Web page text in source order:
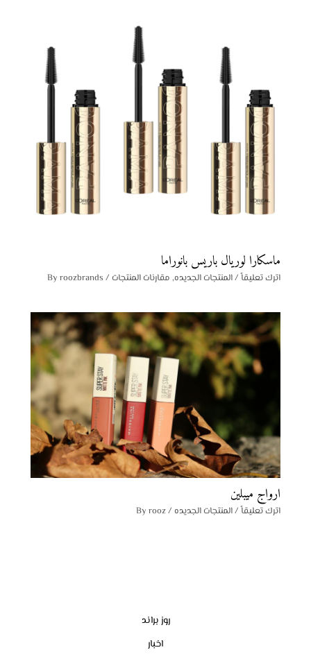
ماسكارا لوريال باريس بانوراما
اترك تعليقاً/المنتجات الجديده, مقارنات المنتجات / By
roozbrands
ارواج ميبلين
اترك تعليقاً/المنتجات الجديده / By
rooz
روز براند
اخبار